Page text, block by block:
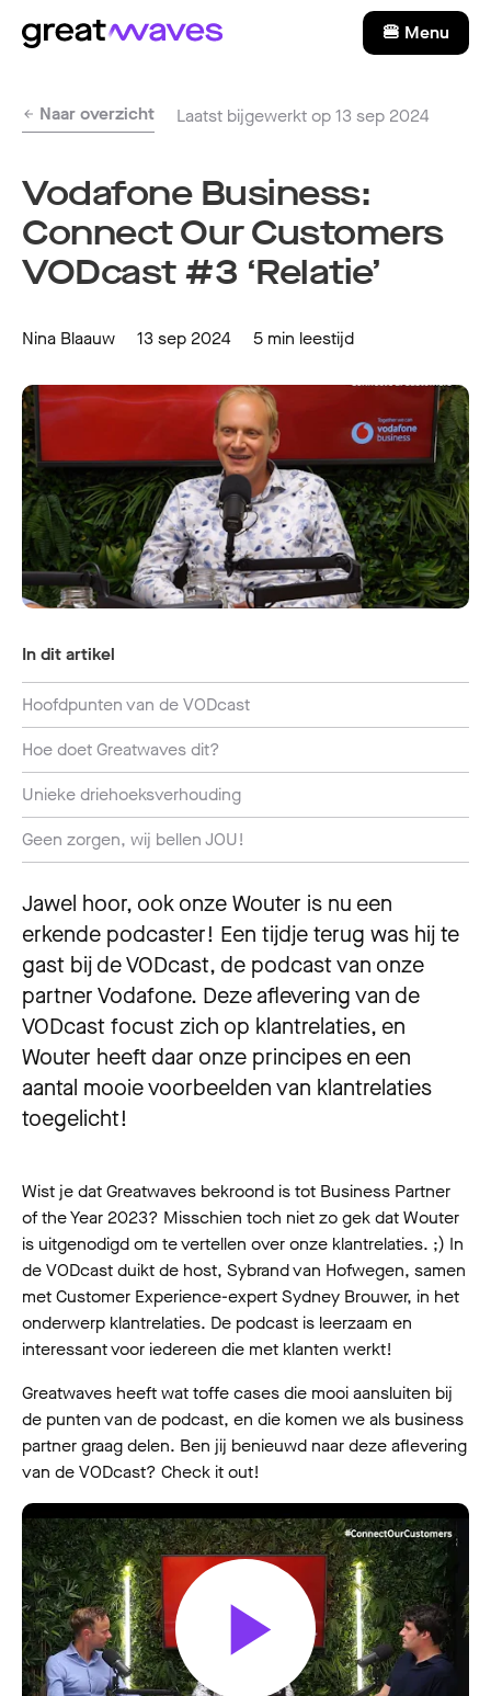
🍔 Menu
Naar overzicht Laatst bijgewerkt op 13 sep 2024
Vodafone Business:
Connect Our Customers
VODcast #3 ‘Relatie’
Nina Blaauw 13 sep 2024 5 min leestijd
Jawel hoor, ook onze Wouter is nu een
erkende podcaster! Een tijdje terug was hij te
gast bij de VODcast, de podcast van onze
partner Vodafone. Deze aflevering van de
VODcast focust zich op klantrelaties, en
Wouter heeft daar onze principes en een
aantal mooie voorbeelden van klantrelaties
toegelicht!
Wist je dat Greatwaves bekroond is tot Business Partner
of the Year 2023? Misschien toch niet zo gek dat Wouter
is uitgenodigd om te vertellen over onze klantrelaties. ;) In
de VODcast duikt de host, Sybrand van Hofwegen, samen
met Customer Experience-expert Sydney Brouwer, in het
onderwerp klantrelaties. De podcast is leerzaam en
interessant voor iedereen die met klanten werkt!
Greatwaves heeft wat toffe cases die mooi aansluiten bij
de punten van de podcast, en die komen we als business
partner graag delen. Ben jij benieuwd naar deze aflevering
van de VODcast? Check it out!
In dit artikel
Hoofdpunten van de VODcast
Hoe doet Greatwaves dit?
Unieke driehoeksverhouding
Geen zorgen, wij bellen JOU!